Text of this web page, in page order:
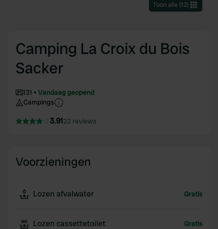
Toon alle(12)
Camping La Croix du Bois
Sacker
131
Vandaag geopend
Campings
3.9122 reviews
Voorzieningen
Lozen afvalwater Gratis
Lozen cassettetoilet Gratis